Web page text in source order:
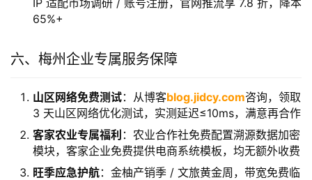
推荐组合：梅州云服务器（基础版）+ 梅州拨号
核心价值：月付 78 元起快速上线，零硬件投入，本地
65%+
六、梅州企业专属服务保障
山区网络免费测试：从博客 blog.jidcy.com咨询，领取